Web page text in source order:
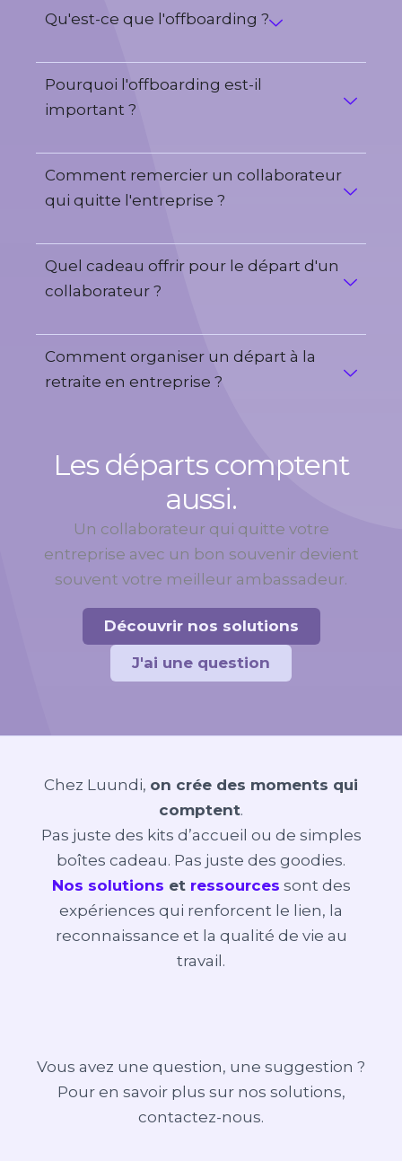
Qu'est-ce que l'offboarding ?
Pourquoi l'offboarding est-il
important ?
Comment remercier un collaborateur
qui quitte l'entreprise ?
Quel cadeau offrir pour le départ d'un
collaborateur ?
Comment organiser un départ à la
retraite en entreprise ?
Les départs comptent
aussi.
Un collaborateur qui quitte votre
entreprise avec un bon souvenir devient
souvent votre meilleur ambassadeur.
Découvrir nos solutions
J'ai une question
Chez Luundi, on crée des moments qui
comptent.
Pas juste des kits d’accueil ou de simples
boîtes cadeau. Pas juste des goodies.
Nos solutions et ressources sont des
expériences qui renforcent le lien, la
reconnaissance et la qualité de vie au
travail.
Vous avez une question, une suggestion ?
Pour en savoir plus sur nos solutions,
contactez-nous.